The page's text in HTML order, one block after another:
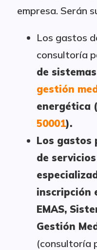
empresa. Serán
Los gastos
consultoría
de
gestión
energética
50001).
Los gastos
de
inscripción
EMAS,
Gestión
(consultoría